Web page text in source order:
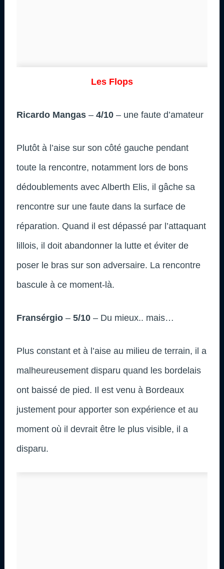
Les Flops
Ricardo Mangas – 4/10 – une faute d’amateur
Plutôt à l’aise sur son côté gauche pendant
toute la rencontre, notamment lors de bons
dédoublements avec Alberth Elis, il gâche sa
rencontre sur une faute dans la surface de
réparation. Quand il est dépassé par l’attaquant
lillois, il doit abandonner la lutte et éviter de
poser le bras sur son adversaire. La rencontre
bascule à ce moment-là.
Fransérgio – 5/10 – Du mieux.. mais…
Plus constant et à l’aise au milieu de terrain, il a
malheureusement disparu quand les bordelais
ont baissé de pied. Il est venu à Bordeaux
justement pour apporter son expérience et au
moment où il devrait être le plus visible, il a
disparu.